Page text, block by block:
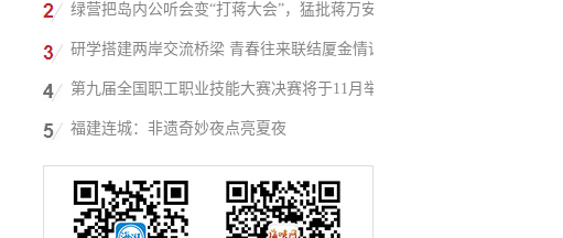
反甩锅卢秀燕，蓝营点名责任官员要求撤职下
绿营把岛内公听会变“打蒋大会”，猛批蒋万安
废除监察机构主张，遭蓝营搬出蔡英文、赖清
研学搭建两岸交流桥梁 青春往来联结厦金情谊
第九届全国职工职业技能大赛决赛将于11月举
行
福建连城：非遗奇妙夜点亮夏夜